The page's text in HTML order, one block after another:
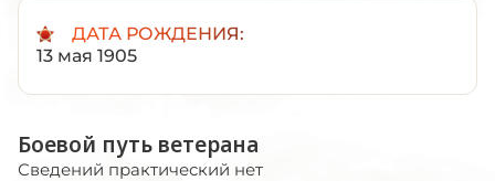
ДАТА РОЖДЕНИЯ:
13 мая 1905
Боевой путь ветерана
Сведений практический нет